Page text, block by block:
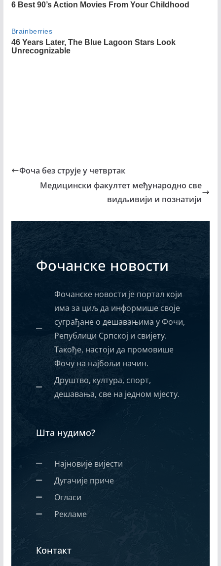
Фоча без струје у четвртак
Медицински факултет међународно све
видљивији и познатији
Фочанске новости
Фочанске новости је портал који
има за циљ да информише своје
суграђане о дешавањима у Фочи,
Републици Српској и свијету.
Такође, настоји да промовише
Фочу на најбољи начин.
Друштво, култура, спорт,
дешавања, све на једном мјесту.
Шта нудимо?
Најновије вијести
Дугачије приче
Огласи
Рекламе
Контакт